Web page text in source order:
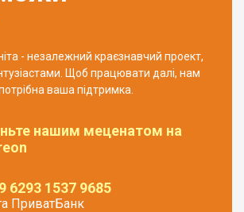
- незалежний краєзнавчий проект,
Щоб працювати далі, нам
ваша підтримка.
нашим меценатом на
6293 1537 9685
ПриватБанк